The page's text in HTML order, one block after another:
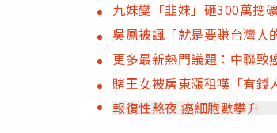
九妹變「韭妹」砸300萬挖
吳鳳被諷「就是要賺台灣
更多最新熱門議題：中聯致
賭王女被房東漲租嘆「有
報復性熬夜 癌細胞數攀升